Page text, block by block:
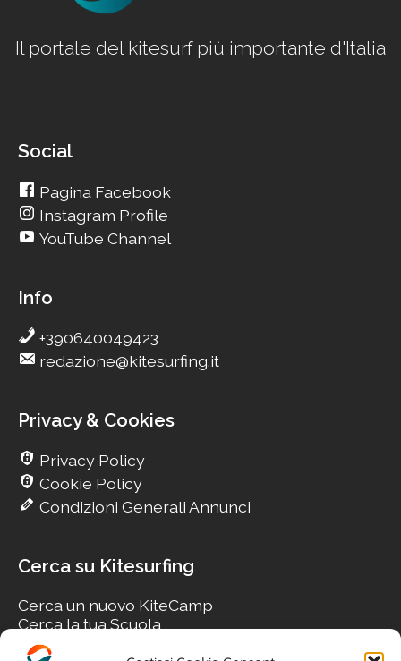
Il portale del kitesurf più importante d'Italia
Social
Pagina Facebook
Instagram Profile
YouTube Channel
Info
+390640049423
redazione@kitesurfing.it
Privacy & Cookies
Privacy Policy
Cookie Policy
Condizioni Generali Annunci
Cerca su Kitesurfing
Cerca un nuovo KiteCamp
Cerca la tua Scuola
Cerca il tuo KiteSpot